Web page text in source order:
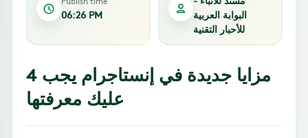
06:26 PM
البوابة العربية
للأحبار التقنية
4 مزايا جديدة في إنستاجرام يجب
عليك معرفتها